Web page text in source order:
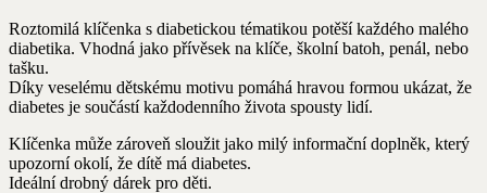
významem
množství
Roztomilá klíčenka s diabetickou tématikou potěší každého malého
diabetika. Vhodná jako přívěsek na klíče, školní batoh, penál, nebo
tašku.
Díky veselému dětskému motivu pomáhá hravou formou ukázat, že
diabetes je součástí každodenního života spousty lidí.
Klíčenka může zároveň sloužit jako milý informační doplněk, který
upozorní okolí, že dítě má diabetes.
Ideální drobný dárek pro děti.